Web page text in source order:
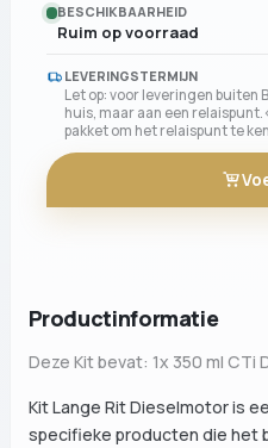
BESCHIKBAARHEID
Ruim op voorraad
LEVERINGSTERMIJN
Let op: voor leveringen buiten
huis, maar aan een
pakket om het relaispunt te
Productinformatie
Deze Kit bevat: 1x 350 ml CTi
Kit Lange Rit Dieselmotor is
specifieke producten die het